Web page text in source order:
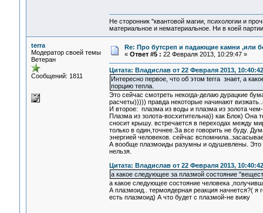
Не сторонник "квантовой магии, психологии и
материальное и нематериальное. Ни в коей
terra
Модератор своей темы
Ветеран
Сообщений: 1811
Re: Про бутсреп и падающие камни ,или
« Ответ #5 : 22 Февраля 2013, 10:29:47 »
Цитата: Владислав от 22 Февраля 2013, 10:40:42
Интересно первое, что об этом terra знает, а
порцию тепла.
Это сейчас смотреть некогда-делаю дурацкие
расчеты))))) правда некоторые начинают
И второе: плазма из воды и плазма из золота
Плазма из золота-восхитительна)) как Блок) Она
сносит крышу. встречается в переходах между
только в один,точнее.За все говорить не буду.
энергией человеков. сейчас
А вообще плазмоиды разумны и одушевлены. Это
нельзя.
Цитата: Владислав от 22 Февраля 2013, 10:40:42
а какое следующее за плазмой состояние
а какое следующее состояние человека
А плазмоид.. термоядерная реакция начнется?( я
есть плазмоид) А что будет с плазмой-не вижу